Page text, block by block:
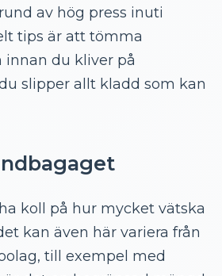
av hög press inuti
tips är att tömma
innan du kliver på
slipper allt kladd som kan
koll på hur mycket vätska
kan även här variera från
till exempel med